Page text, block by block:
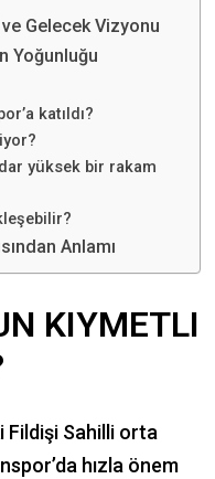
Gelecek Vizyonu
Yoğunluğu
katıldı?
yüksek bir rakam
Anlamı
KIYMETLI
Fildişi Sahilli orta
hızla önem